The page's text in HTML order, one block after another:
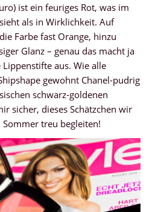
ist ein feuriges Rot, was im
als in Wirklichkeit. Auf
Farbe fast Orange, hinzu
Glanz – genau das macht ja
Lippenstifte aus. Wie alle
gewohnt Chanel-pudrig
schwarz-goldenen
sicher, dieses Schätzchen wir
treu begleiten!